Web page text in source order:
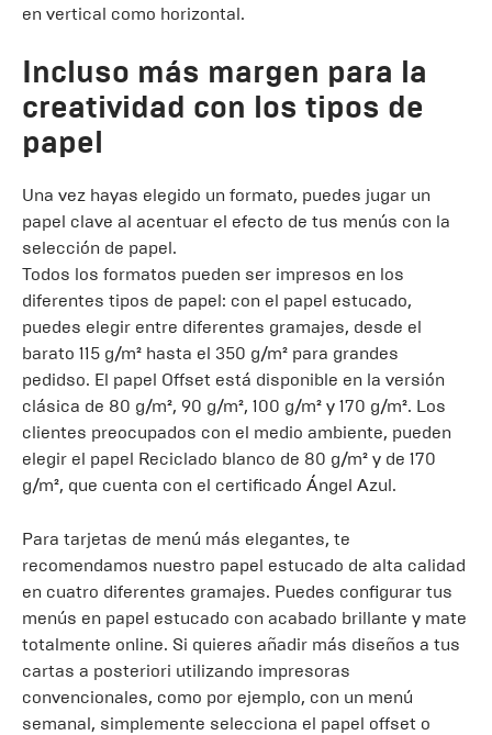
en vertical como horizontal.
Incluso más margen para la
creatividad con los tipos de
papel
Una vez hayas elegido un formato, puedes jugar un
papel clave al acentuar el efecto de tus menús con la
selección de papel.
Todos los formatos pueden ser impresos en los
diferentes tipos de papel: con el papel estucado,
puedes elegir entre diferentes gramajes, desde el
barato 115 g/m² hasta el 350 g/m² para grandes
pedidso. El papel Offset está disponible en la versión
clásica de 80 g/m², 90 g/m², 100 g/m² y 170 g/m². Los
clientes preocupados con el medio ambiente, pueden
elegir el papel Reciclado blanco de 80 g/m² y de 170
g/m², que cuenta con el certificado Ángel Azul.
Para tarjetas de menú más elegantes, te
recomendamos nuestro papel estucado de alta calidad
en cuatro diferentes gramajes. Puedes configurar tus
menús en papel estucado con acabado brillante y mate
totalmente online. Si quieres añadir más diseños a tus
cartas a posteriori utilizando impresoras
convencionales, como por ejemplo, con un menú
semanal, simplemente selecciona el papel offset o